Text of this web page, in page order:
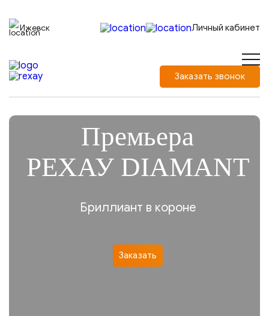
Ижевск Личный кабинет
Заказать звонок
Премьера
РЕХАУ DIAMANT
Бриллиант в короне
Заказать